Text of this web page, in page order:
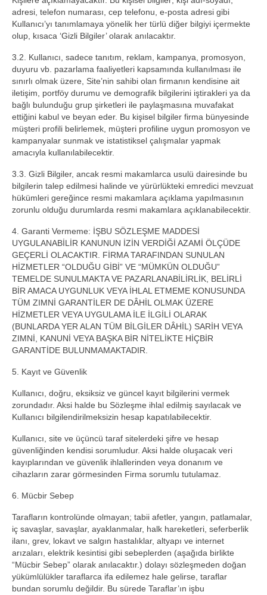
adresi, telefon numarası, cep telefonu, e-posta adresi gibi
Kullanıcı’yı tanımlamaya yönelik her türlü diğer bilgiyi içermekte
olup, kısaca ‘Gizli Bilgiler’ olarak anılacaktır.
3.2. Kullanıcı, sadece tanıtım, reklam, kampanya, promosyon,
duyuru vb. pazarlama faaliyetleri kapsamında kullanılması ile
sınırlı olmak üzere, Site’nin sahibi olan firmanın kendisine ait
iletişim, portföy durumu ve demografik bilgilerini iştirakleri ya da
bağlı bulunduğu grup şirketleri ile paylaşmasına muvafakat
ettiğini kabul ve beyan eder. Bu kişisel bilgiler firma bünyesinde
müşteri profili belirlemek, müşteri profiline uygun promosyon ve
kampanyalar sunmak ve istatistiksel çalışmalar yapmak
amacıyla kullanılabilecektir.
3.3. Gizli Bilgiler, ancak resmi makamlarca usulü dairesinde bu
bilgilerin talep edilmesi halinde ve yürürlükteki emredici mevzuat
hükümleri gereğince resmi makamlara açıklama yapılmasının
zorunlu olduğu durumlarda resmi makamlara açıklanabilecektir.
4. Garanti Vermeme: İŞBU SÖZLEŞME MADDESİ
UYGULANABİLİR KANUNUN İZİN VERDİĞİ AZAMİ ÖLÇÜDE
GEÇERLİ OLACAKTIR. FİRMA TARAFINDAN SUNULAN
HİZMETLER “OLDUĞU GİBİ” VE “MÜMKÜN OLDUĞU”
TEMELDE SUNULMAKTA VE PAZARLANABİLİRLİK, BELİRLİ
BİR AMACA UYGUNLUK VEYA İHLAL ETMEME KONUSUNDA
TÜM ZIMNİ GARANTİLER DE DÂHİL OLMAK ÜZERE
HİZMETLER VEYA UYGULAMA İLE İLGİLİ OLARAK
(BUNLARDA YER ALAN TÜM BİLGİLER DÂHİL) SARİH VEYA
ZIMNİ, KANUNİ VEYA BAŞKA BİR NİTELİKTE HİÇBİR
GARANTİDE BULUNMAMAKTADIR.
5. Kayıt ve Güvenlik
Kullanıcı, doğru, eksiksiz ve güncel kayıt bilgilerini vermek
zorundadır. Aksi halde bu Sözleşme ihlal edilmiş sayılacak ve
Kullanıcı bilgilendirilmeksizin hesap kapatılabilecektir.
Kullanıcı, site ve üçüncü taraf sitelerdeki şifre ve hesap
güvenliğinden kendisi sorumludur. Aksi halde oluşacak veri
kayıplarından ve güvenlik ihlallerinden veya donanım ve
cihazların zarar görmesinden Firma sorumlu tutulamaz.
6. Mücbir Sebep
Tarafların kontrolünde olmayan; tabii afetler, yangın, patlamalar,
iç savaşlar, savaşlar, ayaklanmalar, halk hareketleri, seferberlik
ilanı, grev, lokavt ve salgın hastalıklar, altyapı ve internet
arızaları, elektrik kesintisi gibi sebeplerden (aşağıda birlikte
“Mücbir Sebep” olarak anılacaktır.) dolayı sözleşmeden doğan
yükümlülükler taraflarca ifa edilemez hale gelirse, taraflar
bundan sorumlu değildir. Bu sürede Taraflar’ın işbu